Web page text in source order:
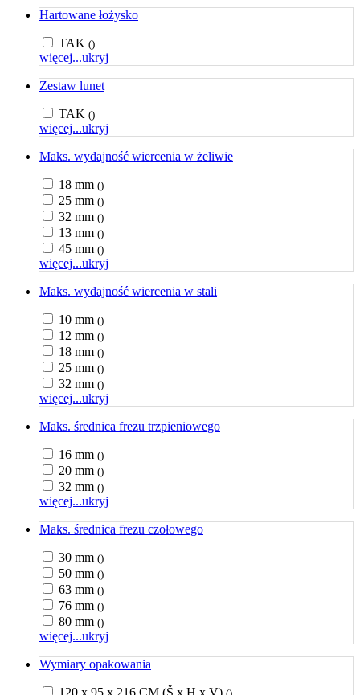
Hartowane łożysko
TAK ()
więcej...ukryj
Zestaw lunet
TAK ()
więcej...ukryj
Maks. wydajność wiercenia w żeliwie
18 mm ()
25 mm ()
32 mm ()
13 mm ()
45 mm ()
więcej...ukryj
Maks. wydajność wiercenia w stali
10 mm ()
12 mm ()
18 mm ()
25 mm ()
32 mm ()
więcej...ukryj
Maks. średnica frezu trzpieniowego
16 mm ()
20 mm ()
32 mm ()
więcej...ukryj
Maks. średnica frezu czołowego
30 mm ()
50 mm ()
63 mm ()
76 mm ()
80 mm ()
więcej...ukryj
Wymiary opakowania
120 x 95 x 216 CM (Š x H x V)